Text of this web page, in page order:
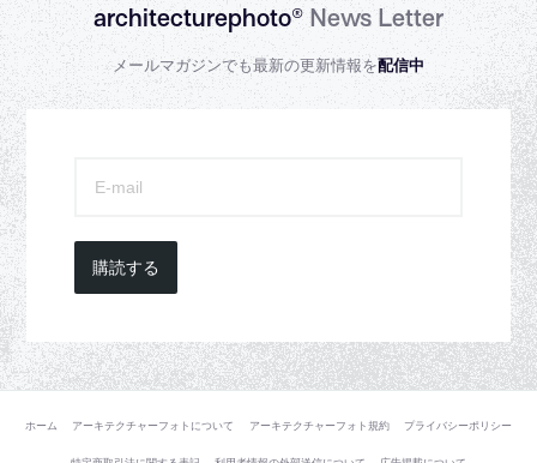
architecturephoto®News Letter
メールマガジンでも最新の更新情報を配信中
購読する
ホーム アーキテクチャーフォトについて アーキテクチャーフォト規約 プライバシーポリシー